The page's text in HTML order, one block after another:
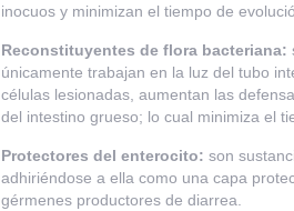
inocuos y minimizan el tiempo de
Reconstituyentes de flora bacteriana:
únicamente trabajan en la luz del tubo
células lesionadas, aumentan las
del intestino grueso; lo cual minimiza el
Protectores del enterocito: son
adhiriéndose a ella como una capa
gérmenes productores de diarrea.